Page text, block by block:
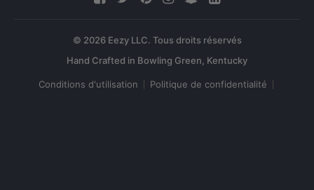
© 2026 Eezy LLC. Tous droits réservés
Conditions d'utilisation Politique de confidentialité